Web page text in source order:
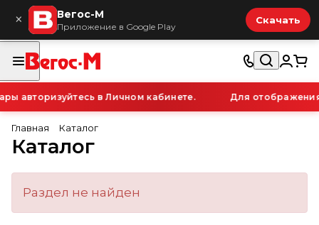
× Вегос-М
Приложение в Google Play
Скачать
авторизуйтесь в Личном кабинете. Для
Главная Каталог
Каталог
Раздел не найден